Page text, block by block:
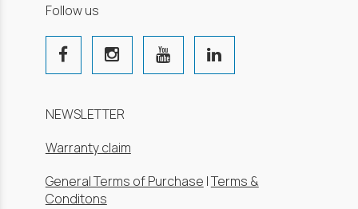
Follow us
NEWSLETTER
Warranty claim
General Terms of Purchase |Terms &
Conditons